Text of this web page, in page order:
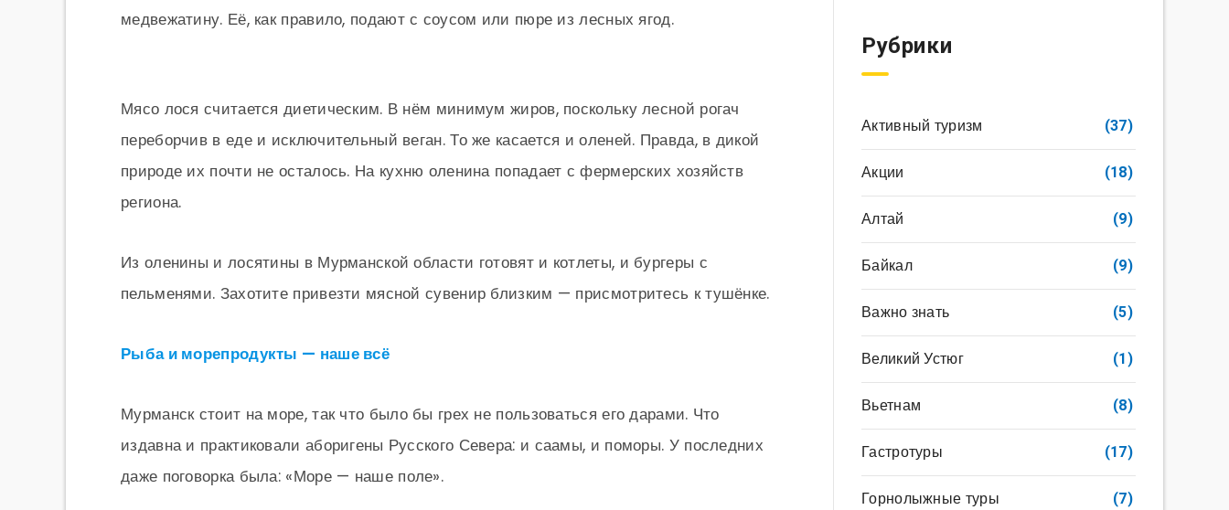
медвежатину. Её, как правило, подают с соусом или пюре из лесных ягод.
Мясо лося считается диетическим. В нём минимум жиров, поскольку лесной рогач
переборчив в еде и исключительный веган. То же касается и оленей. Правда, в дикой
природе их почти не осталось. На кухню оленина попадает с фермерских хозяйств
региона.
Из оленины и лосятины в Мурманской области готовят и котлеты, и бургеры с
пельменями. Захотите привезти мясной сувенир близким — присмотритесь к тушёнке.
Рыба и морепродукты — наше всё
Мурманск стоит на море, так что было бы грех не пользоваться его дарами. Что
издавна и практиковали аборигены Русского Севера: и саамы, и поморы. У последних
даже поговорка была: «Море — наше поле».
Рубрики
Активный туризм (37)
Акции (18)
Алтай (9)
Байкал (9)
Важно знать (5)
Великий Устюг (1)
Вьетнам (8)
Гастротуры (17)
Горнолыжные туры (7)